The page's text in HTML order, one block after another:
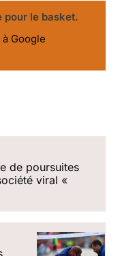
pour le basket.
Google
de poursuites
viral «